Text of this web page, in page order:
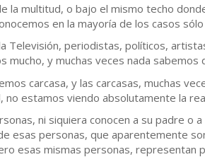
la multitud, o bajo el mismo techo
en la mayoría de los casos
Televisión, periodistas, políticos,
mucho, y muchas veces nada sabemos
carcasa, y las carcasas, muchas
no estamos viendo absolutamente la
ni siquiera conocen a su padre o
esas personas, que aparentemente
esas mismas personas, representan